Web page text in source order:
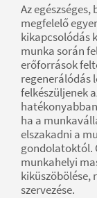
Az
megfelelő
kikapcsolódás
munka során
erőforrások
regenerálódás
felkészüljenek
ha a
elszakadni a
gondolatoktól.
munkahelyi
kiküszöbölése,
szervezése.